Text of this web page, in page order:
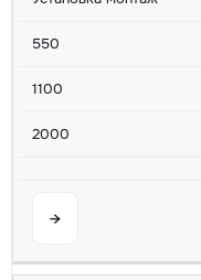
550
1100
2000
→